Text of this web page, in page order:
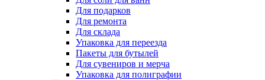
Для подарков
Для ремонта
Для склада
Упаковка для переезда
Пакеты для бутылей
Для сувениров и мерча
Упаковка для полиграфии